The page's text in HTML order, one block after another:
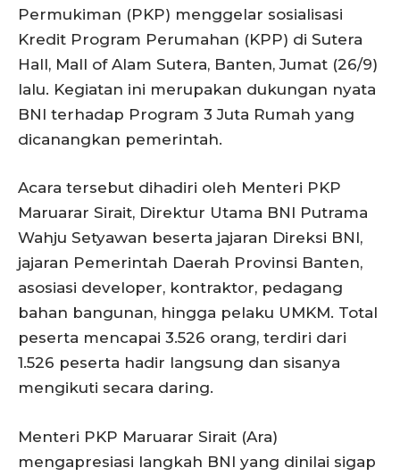
Permukiman (PKP) menggelar sosialisasi
Kredit Program Perumahan (KPP) di Sutera
Hall, Mall of Alam Sutera, Banten, Jumat (26/9)
lalu. Kegiatan ini merupakan dukungan nyata
BNI terhadap Program 3 Juta Rumah yang
dicanangkan pemerintah.
Acara tersebut dihadiri oleh Menteri PKP
Maruarar Sirait, Direktur Utama BNI Putrama
Wahju Setyawan beserta jajaran Direksi BNI,
jajaran Pemerintah Daerah Provinsi Banten,
asosiasi developer, kontraktor, pedagang
bahan bangunan, hingga pelaku UMKM. Total
peserta mencapai 3.526 orang, terdiri dari
1.526 peserta hadir langsung dan sisanya
mengikuti secara daring.
Menteri PKP Maruarar Sirait (Ara)
mengapresiasi langkah BNI yang dinilai sigap